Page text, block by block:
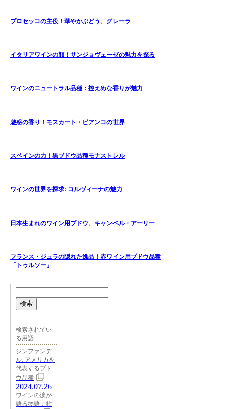
プロセッコの主役！華やかぶどう、グレーラ
イタリアワインの顔！サンジョヴェーゼの魅力を探る
ワインのニュートラル品種：控えめな香りが魅力
魅惑の香り！モスカート・ビアンコの世界
スペインの力！黒ブドウ品種モナストレル
ワインの世界を探求: コルヴィーナの魅力
日本生まれのワイン用ブドウ、キャンベル・アーリー
フランス・ジュラの隠れた逸品！赤ワイン用ブドウ品種
「トゥルソー」
検索
検索されてい
る用語
ジンファンデ
ル: アメリカを
代表するブド
ウ品種
2024.07.26
ワインの涙が
語る物語：粘